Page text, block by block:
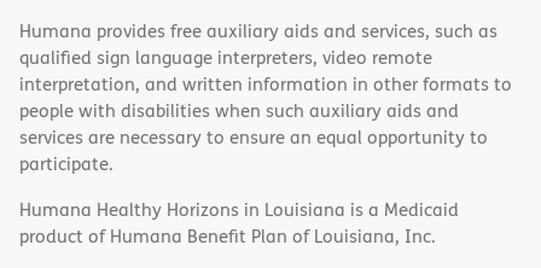
Humana provides free auxiliary aids and services, such as
qualified sign language interpreters, video remote
interpretation, and written information in other formats to
people with disabilities when such auxiliary aids and
services are necessary to ensure an equal opportunity to
participate.
Humana Healthy Horizons in Louisiana is a Medicaid
product of Humana Benefit Plan of Louisiana, Inc.